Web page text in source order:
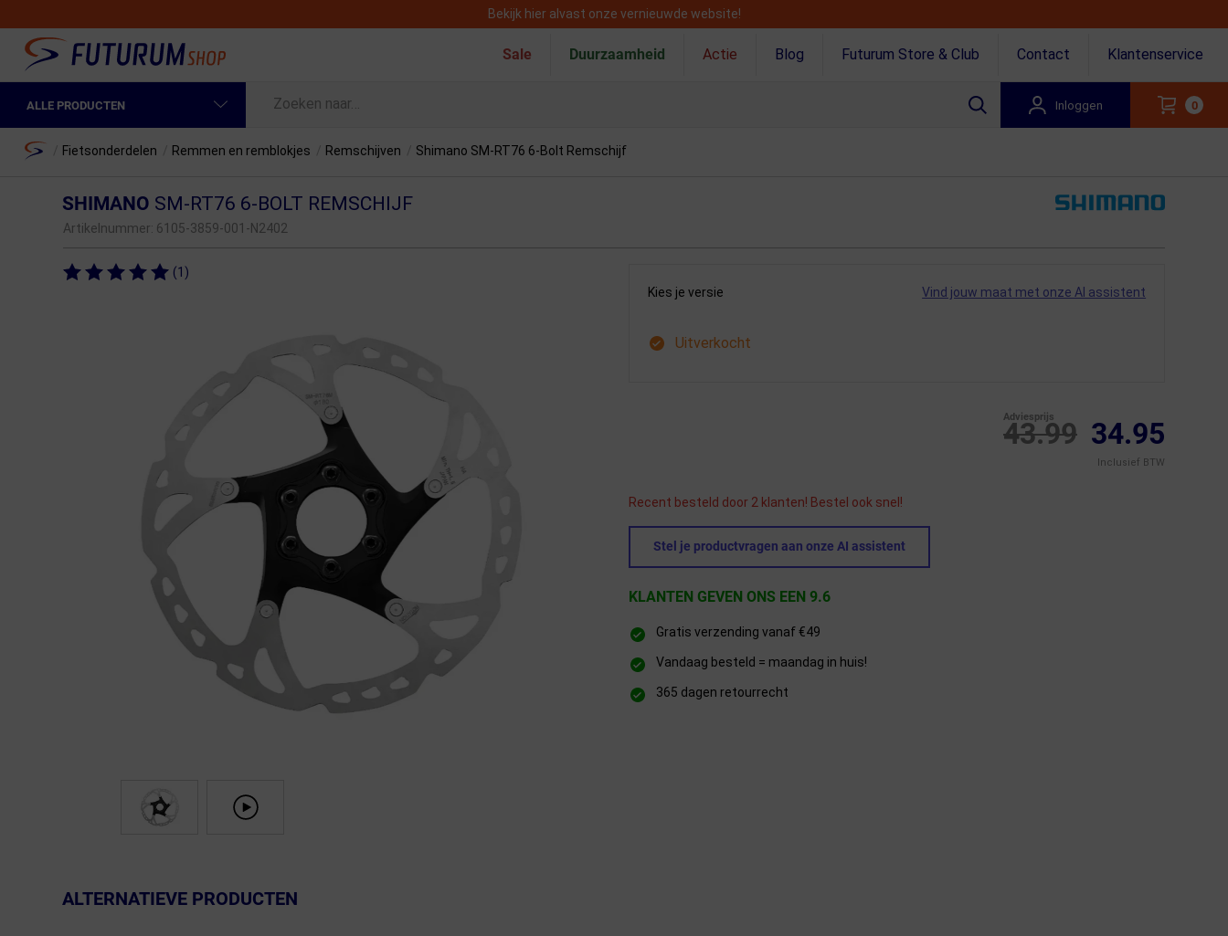
Bekijk hier alvast onze vernieuwde website!
Sale Duurzaamheid Actie Blog Futurum Store & Club Contact Klantenservice
ALLE PRODUCTEN
Fietskleding Heren
Fietsonderdelen
Fietsendragers & Fietskoffers
Overige sporten & cadeaubon
Nieuw bij FuturumShop...
Inloggen 0
Home Fietsonderdelen Remmen en remblokjes Remschijven Shimano SM-RT76 6-Bolt Remschijf
SHIMANO SM-RT76 6-BOLT REMSCHIJF
Artikelnummer: 6105-3859-001-N2402
(1)
Kies je versie
Vind jouw maat met onze AI assistent
Uitverkocht
43.99
Adviesprijs 34.95
Inclusief BTW
Recent besteld door 2 klanten! Bestel ook snel!
Stel je productvragen aan onze AI assistent
KLANTEN GEVEN ONS EEN 9.6
Gratis verzending vanaf €49
Vandaag besteld = maandag in huis!
365 dagen retourrecht
ALTERNATIEVE PRODUCTEN